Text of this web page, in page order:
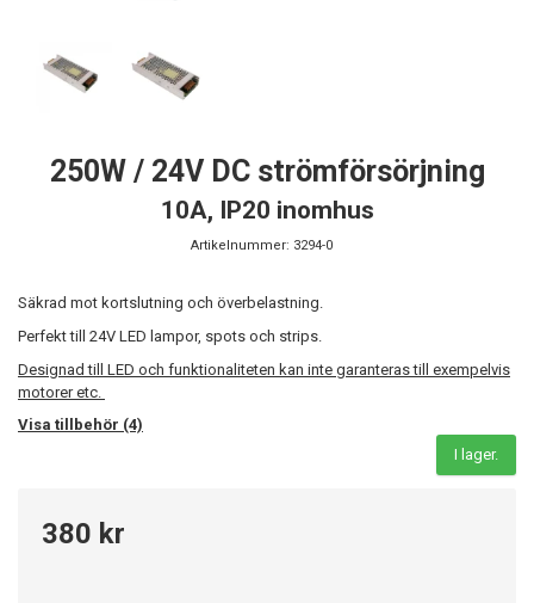
250W / 24V DC strömförsörjning
10A, IP20 inomhus
Artikelnummer: 3294-0
Säkrad mot kortslutning och överbelastning.
Perfekt till 24V LED lampor, spots och strips.
Designad till LED och funktionaliteten kan inte garanteras till exempelvis
motorer etc.
Visa tillbehör (4)
I lager.
380 kr